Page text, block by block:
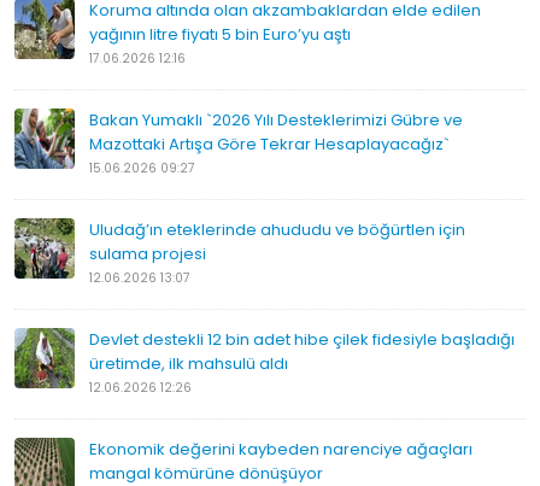
Koruma altında olan akzambaklardan elde edilen
yağının litre fiyatı 5 bin Euro’yu aştı
17.06.2026 12:16
Bakan Yumaklı `2026 Yılı Desteklerimizi Gübre ve
Mazottaki Artışa Göre Tekrar Hesaplayacağız`
15.06.2026 09:27
Uludağ’ın eteklerinde ahududu ve böğürtlen için
sulama projesi
12.06.2026 13:07
Devlet destekli 12 bin adet hibe çilek fidesiyle başladığı
üretimde, ilk mahsulü aldı
12.06.2026 12:26
Ekonomik değerini kaybeden narenciye ağaçları
mangal kömürüne dönüşüyor